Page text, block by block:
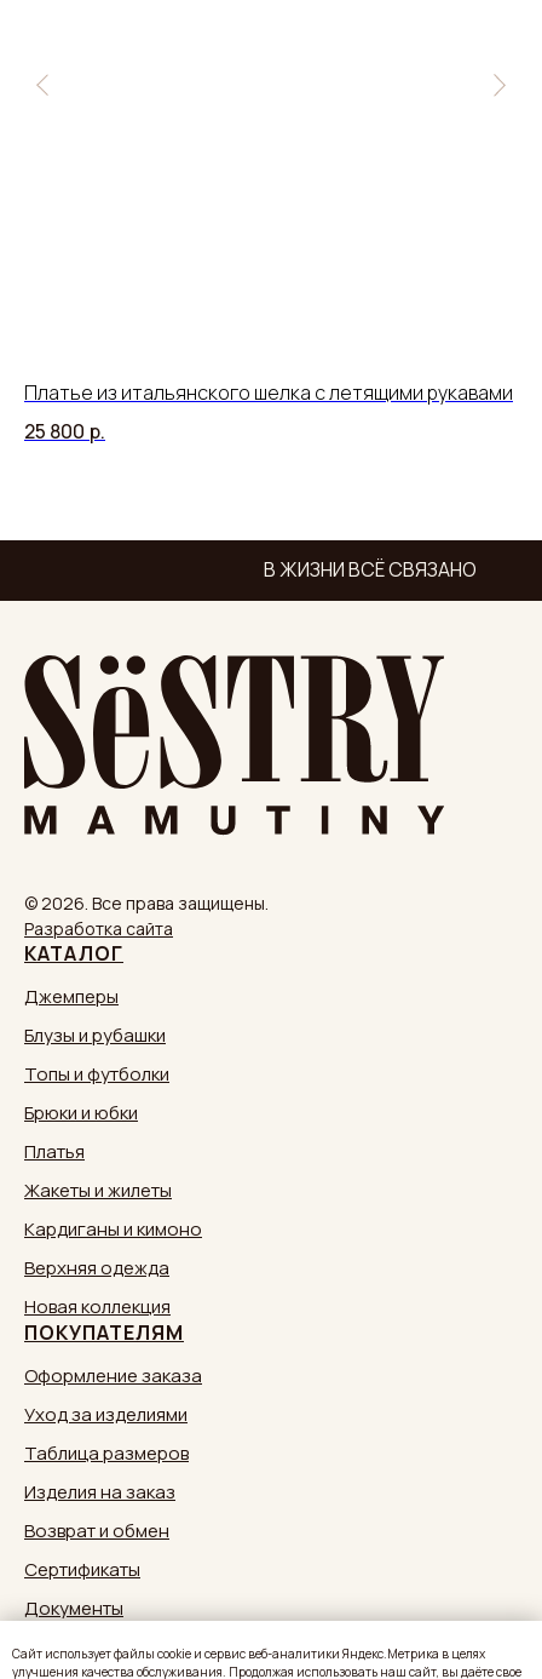
Caйт иcпoльзуeт фaйлы cookie и cepвиc вeб-aнaлитики Яндeкc.Мeтpикa в целях
улучшения качества обслуживания. Продолжая использовать наш сайт, вы дaётe свое
Платье из итальянского шелка с летящими рукавами
25 800 р.
В ЖИЗНИ ВСЁ СВЯЗАНО
© 2026. Все права защищены.
Разработка сайта
КАТАЛОГ
Джемперы
Блузы и рубашки
Топы и футболки
Брюки и юбки
Платья
Жакеты и жилеты
Кардиганы и кимоно
Верхняя одежда
Новая коллекция
ПОКУПАТЕЛЯМ
Оформление заказа
Уход за изделиями
Таблица размеров
Изделия на заказ
Возврат и обмен
Сертификаты
Документы
Обратная связь:zakaz@sestrymamutiny.ru